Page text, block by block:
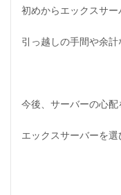
初めからエックスサ
引っ越しの手間や余計
今後、サーバーの心
エックスサーバーを選